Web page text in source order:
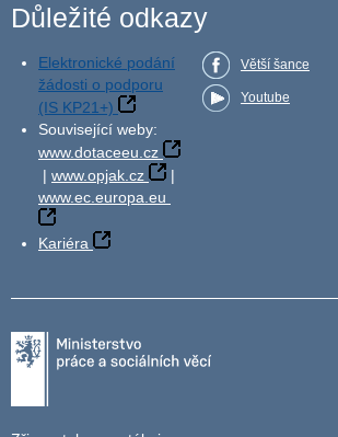
Důležité odkazy
Elektronické podání
žádosti o podporu
(IS KP21+)
Související weby:
www.dotaceeu.cz
| www.opjak.cz
|
www.ec.europa.eu
Kariéra
Větší šance
Youtube